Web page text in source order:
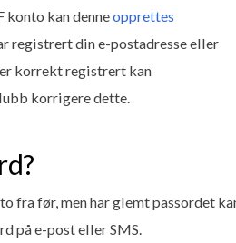
konto kan denneopprettes
registrert din e-postadresse eller
korrekt registrert kan
korrigere dette.
fra før, men har glemt passordet
på e-post eller SMS.